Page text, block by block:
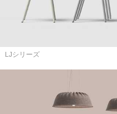
LJシリーズ